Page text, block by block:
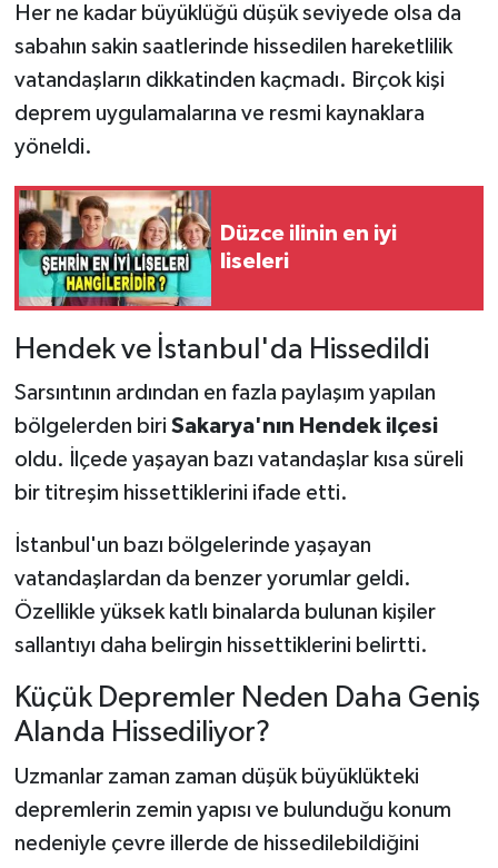
Her ne kadar büyüklüğü düşük seviyede olsa da
sabahın sakin saatlerinde hissedilen hareketlilik
vatandaşların dikkatinden kaçmadı. Birçok kişi
deprem uygulamalarına ve resmi kaynaklara
yöneldi.
Düzce ilinin en iyi
liseleri
Hendek ve İstanbul'da Hissedildi
Sarsıntının ardından en fazla paylaşım yapılan
bölgelerden biri Sakarya'nın Hendek ilçesi
oldu. İlçede yaşayan bazı vatandaşlar kısa süreli
bir titreşim hissettiklerini ifade etti.
İstanbul'un bazı bölgelerinde yaşayan
vatandaşlardan da benzer yorumlar geldi.
Özellikle yüksek katlı binalarda bulunan kişiler
sallantıyı daha belirgin hissettiklerini belirtti.
Küçük Depremler Neden Daha Geniş
Alanda Hissediliyor?
Uzmanlar zaman zaman düşük büyüklükteki
depremlerin zemin yapısı ve bulunduğu konum
nedeniyle çevre illerde de hissedilebildiğini